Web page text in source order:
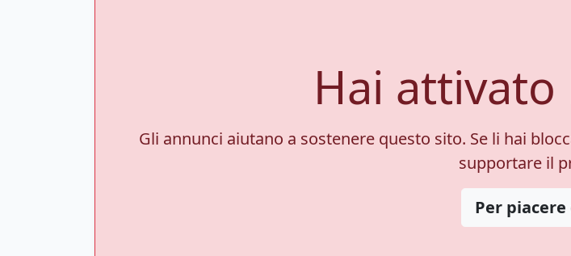
Hai attivato
Gli annunci aiutano a sostenere questo sito. Se li hai
supportare il
Per piacere